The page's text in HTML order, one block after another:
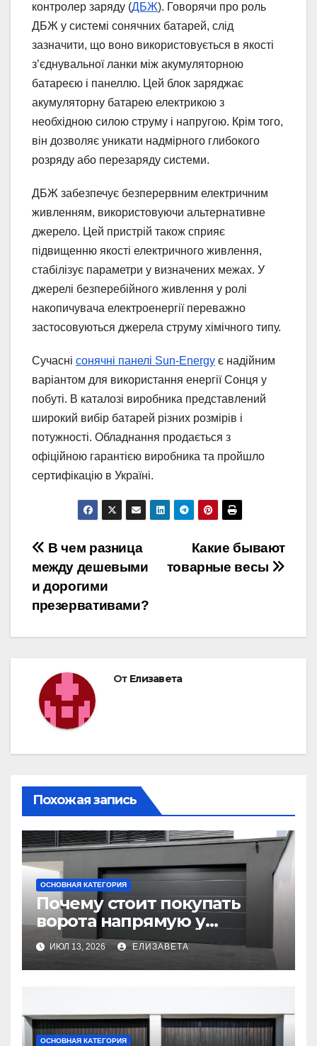
контролер заряду (ДБЖ). Говорячи про роль
ДБЖ у системі сонячних батарей, слід
зазначити, що воно використовується в якості
з’єднувальної ланки між акумуляторною
батареєю і панеллю. Цей блок заряджає
акумуляторну батарею електрикою з
необхідною силою струму і напругою. Крім того,
він дозволяє уникати надмірного глибокого
розряду або перезаряду системи.
ДБЖ забезпечує безперервним електричним
живленням, використовуючи альтернативне
джерело. Цей пристрій також сприяє
підвищенню якості електричного живлення,
стабілізує параметри у визначених межах. У
джерелі безперебійного живлення у ролі
накопичувача електроенергії переважно
застосовуються джерела струму хімічного типу.
Сучасні сонячні панелі Sun-Energy є надійним
варіантом для використання енергії Сонця у
побуті. В каталозі виробника представлений
широкий вибір батарей різних розмірів і
потужності. Обладнання продається з
офіційною гарантією виробника та пройшло
сертифікацію в Україні.
Навигация
по
записям
Какие бывают
товарные весы
В чем разница
между дешевыми
и дорогими
презервативами?
От Елизавета
Похожая запись
ОСНОВНАЯ КАТЕГОРИЯ
Почему стоит покупать
ворота напрямую у
производителя
ИЮЛ 13, 2026 ЕЛИЗАВЕТА
ОСНОВНАЯ КАТЕГОРИЯ